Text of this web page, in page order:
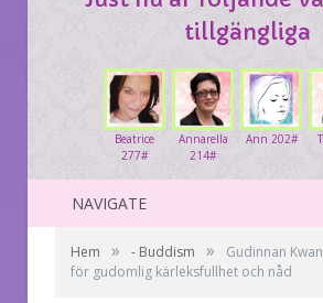
tillgängliga
Ann 202#
Annarella
214#
Beatrice
277#
NAVIGATE
Hem » - Buddism »
Gudinnan
för gudomlig kärleksfullhet och nåd